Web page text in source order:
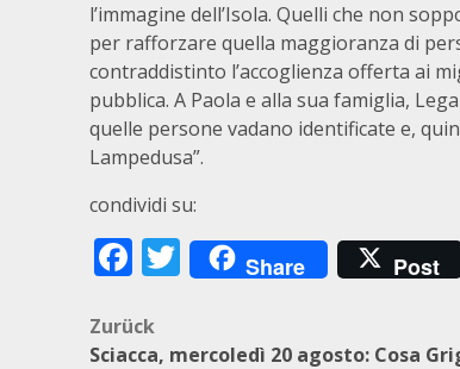
l’immagine dell’Isola. Quelli che non
per rafforzare quella maggioranza di
contraddistinto l’accoglienza offerta ai
pubblica. A Paola e alla sua famiglia,
quelle persone vadano identificate e,
Lampedusa”.
condividi su:
Facebook
Twitter
Share Post
Beitragsnavigation
Zurück
Sciacca, mercoledì 20 agosto: Cosa